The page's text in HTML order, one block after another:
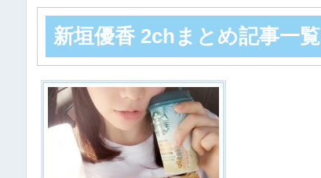
新垣優香 2chまとめ記事一覧